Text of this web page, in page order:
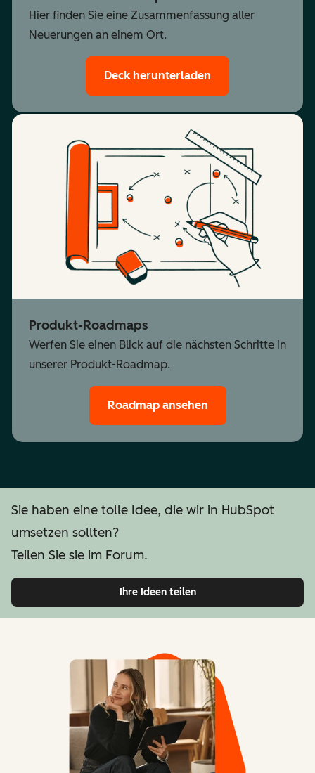
Hier finden Sie eine Zusammenfassung aller
Neuerungen an einem Ort.
Deck herunterladen
Produkt-Roadmaps
Werfen Sie einen Blick auf die nächsten Schritte in
unserer Produkt-Roadmap.
Roadmap ansehen
Sie haben eine tolle Idee, die wir in HubSpot
umsetzen sollten?
Teilen Sie sie im Forum.
Ihre Ideen teilen